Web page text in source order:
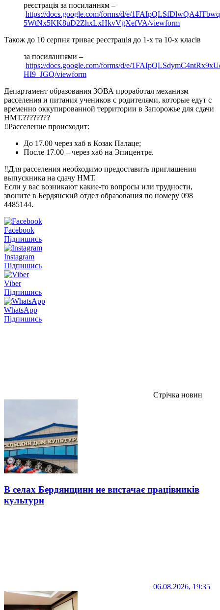
реєстрація за посиланням –
https://docs.google.com/forms/d/e/
5WtNx5KK8uD2ZhxLxHkvVgXefVA/viewform
Також до 10 серпня триває реєстрація до 1-х та 10-х класів
за посиланнями –
https://docs.google.com/forms/d/e/
HI9_JGQ/viewform
Департамент образования ЗОВА проработал механизм
расселения и питания учеников с родителями, которые едут с
временно оккупированной территории в Запорожье для сдачи
НМТ.????????
‼️Расселение происходит:
До 17.00 через хаб в Козак Палаце;
После 17.00 – через хаб на Эпицентре.
‼️Для расселения необходимо предоставить приглашения
выпускника на сдачу НМТ.
Если у вас возникают какие-то вопросы или трудности,
звоните в Бердянский отдел образования по номеру 098
4485144.
Facebook
Підпишись
Instagram
Підпишись
Viber
Підпишись
WhatsApp
Підпишись
Стрічка новин
В селах Бердянщини не вистачає працівників
культури
06.08.2026, 19:35